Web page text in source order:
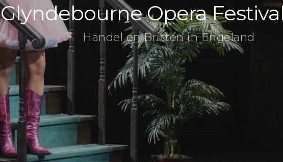
Glyndebourne Opera
Händel en Britten in Engeland